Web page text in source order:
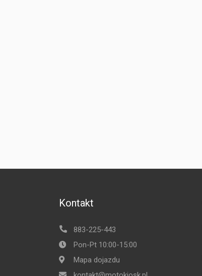
Kontakt
883-225-443
Pon-Pt 10:00-15:00
Mapa dojazdu